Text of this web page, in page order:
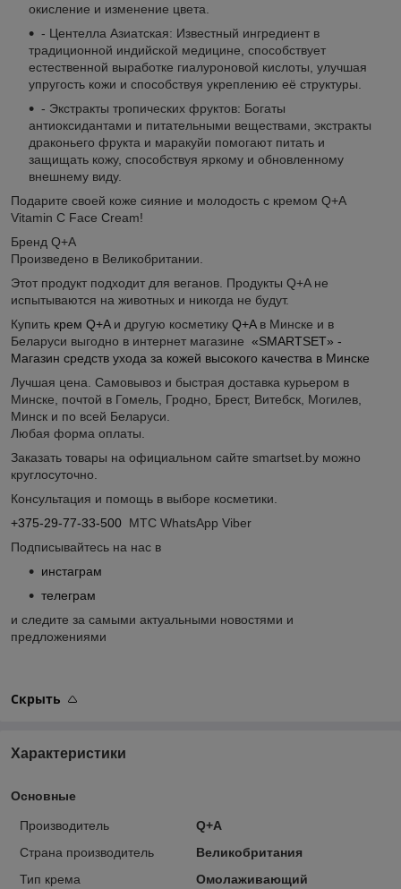
окисление и изменение цвета.
- Центелла Азиатская: Известный ингредиент в
традиционной индийской медицине, способствует
естественной выработке гиалуроновой кислоты, улучшая
упругость кожи и способствуя укреплению её структуры.
- Экстракты тропических фруктов: Богаты
антиоксидантами и питательными веществами, экстракты
драконьего фрукта и маракуйи помогают питать и
защищать кожу, способствуя яркому и обновленному
внешнему виду.
Подарите своей коже сияние и молодость с кремом Q+A
Vitamin C Face Cream!
Бренд Q+A
Произведено в Великобритании.
Этот продукт подходит для веганов. Продукты Q+A не
испытываются на животных и никогда не будут.
Купить крем Q+Aи другую косметику Q+Aв Минске и в
Беларуси выгодно в интернет магазине «SMARTSET» -
Магазин средств ухода за кожей высокого качества в Минске
Лучшая цена. Самовывоз и быстрая доставка курьером в
Минске, почтой в Гомель, Гродно, Брест, Витебск, Могилев,
Минск и по всей Беларуси.
Любая форма оплаты.
Заказать товары на официальном сайте smartset.by можно
круглосуточно.
Консультация и помощь в выборе косметики.
+375-29-77-33-500 МТС WhatsApp Viber
Подписывайтесь на нас в
инстаграм
телеграм
и следите за самыми актуальными новостями и
предложениями
Скрыть
Характеристики
Основные
Производитель
Q+A
Страна производитель
Великобритания
Тип крема
Омолаживающий